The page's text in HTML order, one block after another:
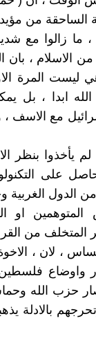
الساحقة من
، ما زالوا مع
الاسلام ، بان
ليست المرة
ابدا ، بل
مع الاسف ،
يأخذوا بنظر
على
الدول
او
المتخلف من
، لان ،
واوضاع
حزب الله
بالادلة